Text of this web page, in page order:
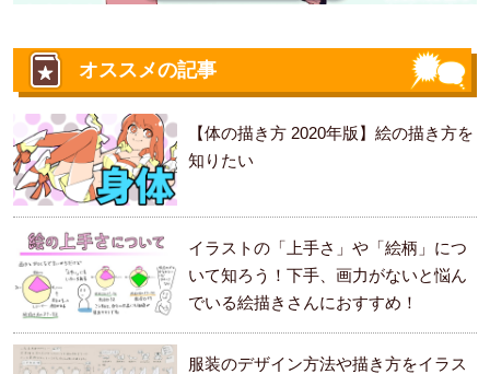
オススメの記事
【体の描き方 2020年版】絵の描き方を
知りたい
イラストの「上手さ」や「絵柄」につ
いて知ろう！下手、画力がないと悩ん
でいる絵描きさんにおすすめ！
服装のデザイン方法や描き方をイラス